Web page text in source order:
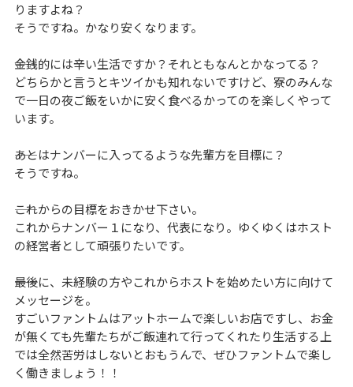
りますよね？
そうですね。かなり安くなります。
――金銭的には辛い生活ですか？それともなんとかなってる？
どちらかと言うとキツイかも知れないですけど、寮のみんな
で一日の夜ご飯をいかに安く食べるかってのを楽しくやって
います。
――あとはナンバーに入ってるような先輩方を目標に？
そうですね。
――これからの目標をおきかせ下さい。
これからナンバー１になり、代表になり。ゆくゆくはホスト
の経営者として頑張りたいです。
――最後に、未経験の方やこれからホストを始めたい方に向けて
メッセージを。
すごいファントムはアットホームで楽しいお店ですし、お金
が無くても先輩たちがご飯連れて行ってくれたり生活する上
では全然苦労はしないとおもうんで、ぜひファントムで楽し
く働きましょう！！